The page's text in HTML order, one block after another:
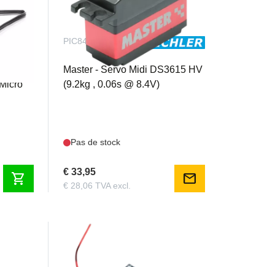
shopping_cart
PIC8448
Master - Servo Midi DS3615 HV
(9.2kg , 0.06s @ 8.4V)
Pas de stock
€ 33,95
€ 28,06 TVA excl. mail